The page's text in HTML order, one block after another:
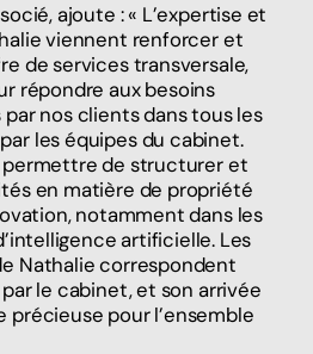
ajoute : « L’expertise et
viennent renforcer et
de services transversale,
répondre aux besoins
nos clients dans tous les
les équipes du cabinet.
permettre de structurer et
en matière de propriété
notamment dans les
artificielle. Les
Nathalie correspondent
le cabinet, et son arrivée
pour l’ensemble